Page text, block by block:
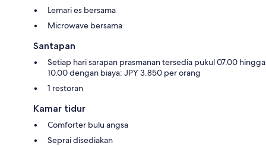
Lemari es bersama
Microwave bersama
Santapan
Setiap hari sarapan prasmanan tersedia pukul 07.00 hingga
10.00 dengan biaya: JPY 3.850 per orang
1 restoran
Kamar tidur
Comforter bulu angsa
Seprai disediakan